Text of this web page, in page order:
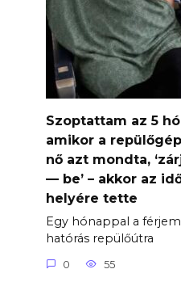
Szoptattam az 5
amikor a
nő azt mondta,
— be’ – akkor az
helyére tette
Egy hónappal a
hatórás repülőútra
0 55